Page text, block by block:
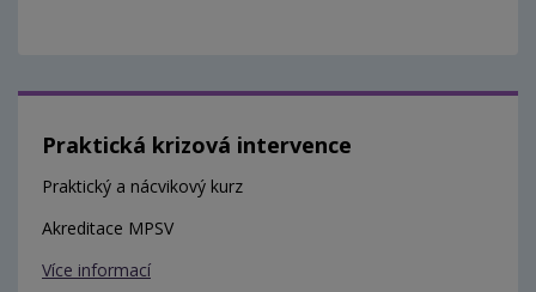
Praktická krizová intervence
Praktický a nácvikový kurz
Akreditace MPSV
Více informací